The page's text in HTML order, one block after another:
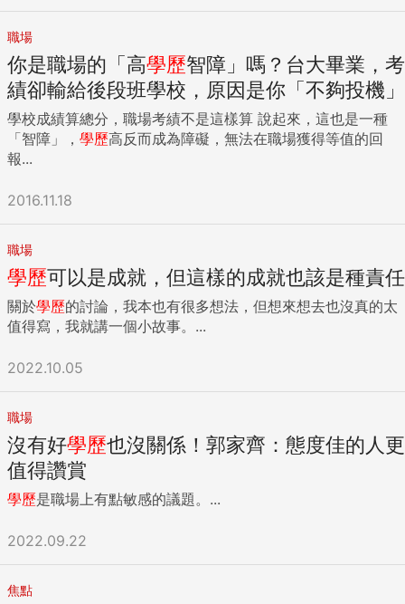
職場
你是職場的「高學歷智障」嗎？台大畢業，考
績卻輸給後段班學校，原因是你「不夠投機」
學校成績算總分，職場考績不是這樣算 說起來，這也是一種
「智障」， 學歷高反而成為障礙，無法在職場獲得等值的回
報...
2016.11.18
職場
學歷可以是成就，但這樣的成就也該是種責任
關於學歷的討論，我本也有很多想法，但想來想去也沒真的太
值得寫，我就講一個小故事。...
2022.10.05
職場
沒有好學歷也沒關係！郭家齊：態度佳的人更
值得讚賞
學歷是職場上有點敏感的議題。...
2022.09.22
焦點